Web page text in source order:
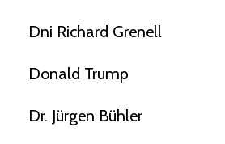
Dni Richard Grenell
Donald Trump
Dr. Jürgen Bühler